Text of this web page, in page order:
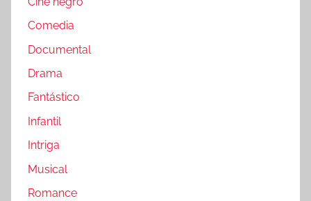
Comedia
Documental
Drama
Fantástico
Infantil
Intriga
Musical
Romance